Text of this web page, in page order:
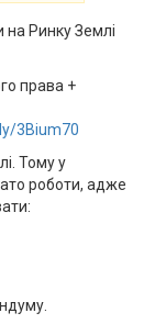
Ринку Землі
права +
3Bium70
Тому у
роботи, адже